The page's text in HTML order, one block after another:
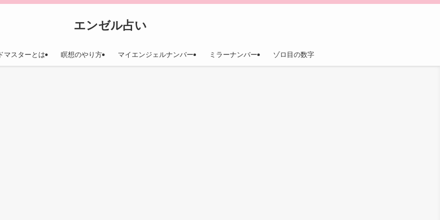
エンゼル占い
マスターとは 瞑想のやり方 マイエンジェルナンバー ミラーナンバー ゾロ目の数字